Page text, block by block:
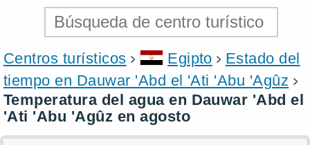
Centros turísticos Egipto
Estado del
tiempo en Dauwar 'Abd el 'Ati 'Abu 'Agûz
Temperatura del agua en Dauwar 'Abd el
'Ati 'Abu 'Agûz en agosto